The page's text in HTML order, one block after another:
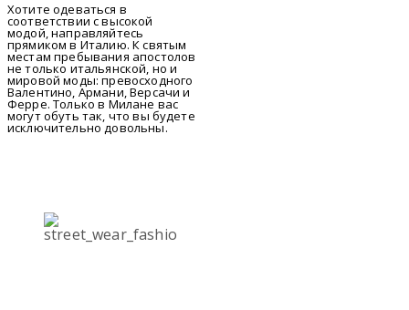
Хотите одеваться в
соответствии с высокой
модой, направляйтесь
прямиком в Италию. К святым
местам пребывания апостолов
не только итальянской, но и
мировой моды: превосходного
Валентино, Армани, Версачи и
Ферре. Только в Милане вас
могут обуть так, что вы будете
исключительно довольны.